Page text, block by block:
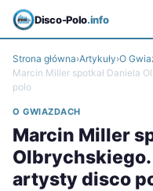
Disco-Polo.info
Strona główna›Artykuły›O
Marcin Miller spotkał Daniela
polo
O GWIAZDACH
Marcin Miller
artysty disco